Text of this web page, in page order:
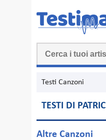
Testi Canzoni
TESTI DI
Altre Canzoni